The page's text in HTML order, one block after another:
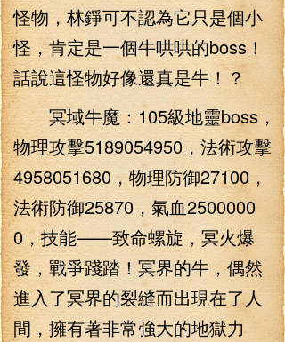
怪物，林錚可不認為它只是個小
怪，肯定是一個牛哄哄的boss！
話說這怪物好像還真是牛！？
冥域牛魔：105級地靈boss，
物理攻擊5189054950，法術攻擊
4958051680，物理防御27100，
法術防御25870，氣血2500000
0，技能——致命螺旋，冥火爆
發，戰爭踐踏！冥界的牛，偶然
進入了冥界的裂縫而出現在了人
間，擁有著非常強大的地獄力